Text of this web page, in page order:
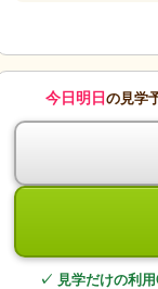
今日明日 の見学
✓ 見学だけの利